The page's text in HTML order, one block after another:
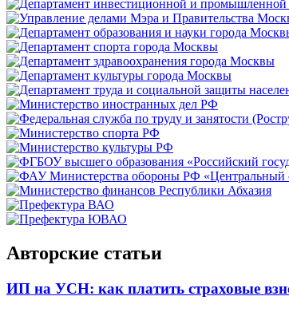
Авторские статьи
ИП на УСН: как платить страховые